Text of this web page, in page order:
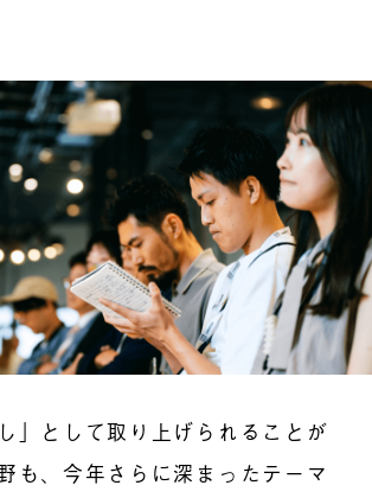
」として取り上げられることが
も、今年さらに深まったテーマ